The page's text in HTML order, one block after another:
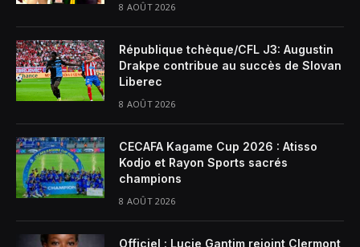
8 AOÛT 2026
République tchèque/CFL J3: Augustin
Drakpe contribue au succès de Slovan
Liberec
8 AOÛT 2026
CECAFA Kagame Cup 2026 : Atisso
Kodjo et Rayon Sports sacrés
champions
8 AOÛT 2026
Officiel : Lucie Gantim rejoint Clermont